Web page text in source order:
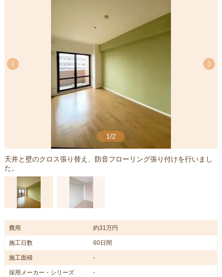
1/2
《
《
天井と壁のクロス張り替え、防音フローリング張り付けを行いまし
た。
費用 約31万円
施工日数 60日間
施工面積 -
採用メーカー・シリーズ -